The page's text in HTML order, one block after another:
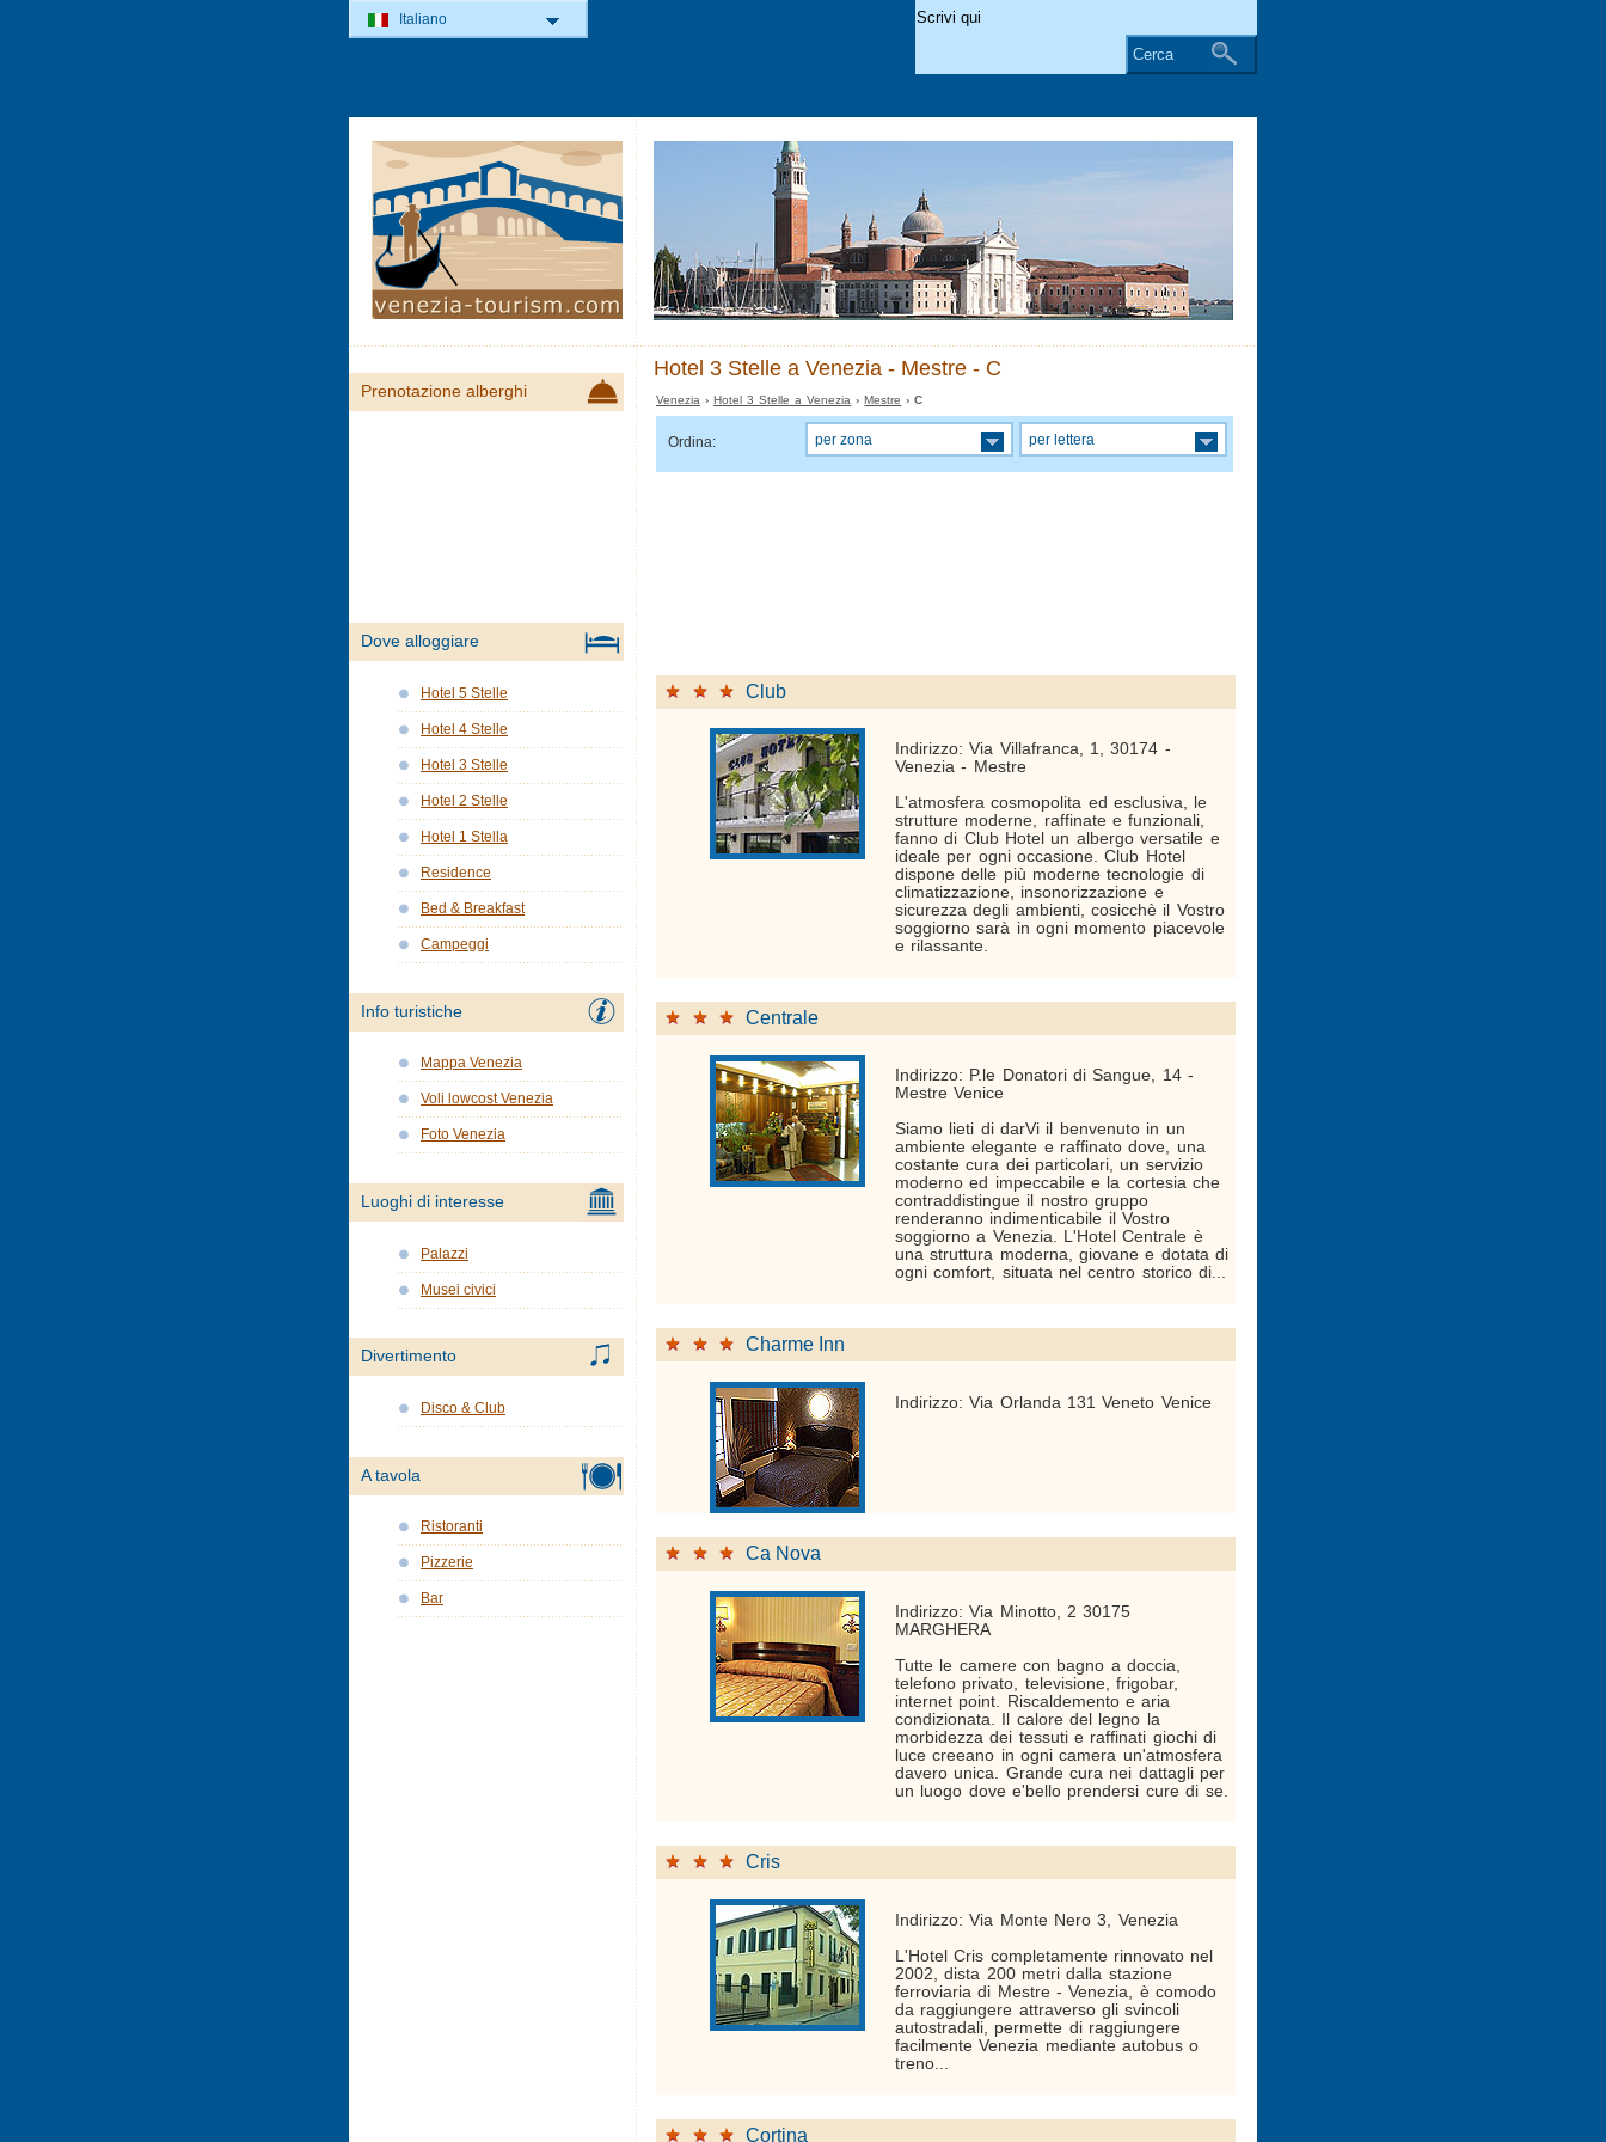
Hotel 3 Stelle a Venezia - Mestre - C
Venezia ›Hotel 3 Stelle a Venezia ›Mestre › C
Ordina: per zona per lettera
Club
Indirizzo: Via Villafranca, 1, 30174 -
Venezia - Mestre
L'atmosfera cosmopolita ed esclusiva, le
strutture moderne, raffinate e funzionali,
fanno di Club Hotel un albergo versatile e
ideale per ogni occasione. Club Hotel
dispone delle più moderne tecnologie di
climatizzazione, insonorizzazione e
sicurezza degli ambienti, cosicchè il Vostro
soggiorno sarà in ogni momento piacevole
e rilassante.
Centrale
Indirizzo: P.le Donatori di Sangue, 14 -
Mestre Venice
Siamo lieti di darVi il benvenuto in un
ambiente elegante e raffinato dove, una
costante cura dei particolari, un servizio
moderno ed impeccabile e la cortesia che
contraddistingue il nostro gruppo
renderanno indimenticabile il Vostro
soggiorno a Venezia. L'Hotel Centrale è
una struttura moderna, giovane e dotata di
ogni comfort, situata nel centro storico di...
Charme Inn
Indirizzo: Via Orlanda 131 Veneto Venice
Ca Nova
Indirizzo: Via Minotto, 2 30175
MARGHERA
Tutte le camere con bagno a doccia,
telefono privato, televisione, frigobar,
internet point. Riscaldemento e aria
condizionata. Il calore del legno la
morbidezza dei tessuti e raffinati giochi di
luce creeano in ogni camera un'atmosfera
davero unica. Grande cura nei dattagli per
un luogo dove e'bello prendersi cure di se.
Cris
Indirizzo: Via Monte Nero 3, Venezia
L'Hotel Cris completamente rinnovato nel
2002, dista 200 metri dalla stazione
ferroviaria di Mestre - Venezia, è comodo
da raggiungere attraverso gli svincoli
autostradali, permette di raggiungere
facilmente Venezia mediante autobus o
treno...
Cortina
Prenotazione alberghi
Dove alloggiare
Hotel 5 Stelle
Hotel 4 Stelle
Hotel 3 Stelle
Hotel 2 Stelle
Hotel 1 Stella
Residence
Bed & Breakfast
Campeggi
Info turistiche
Mappa Venezia
Voli lowcost Venezia
Foto Venezia
Luoghi di interesse
Palazzi
Musei civici
Divertimento
Disco & Club
A tavola
Ristoranti
Pizzerie
Bar
Italiano
Cerca